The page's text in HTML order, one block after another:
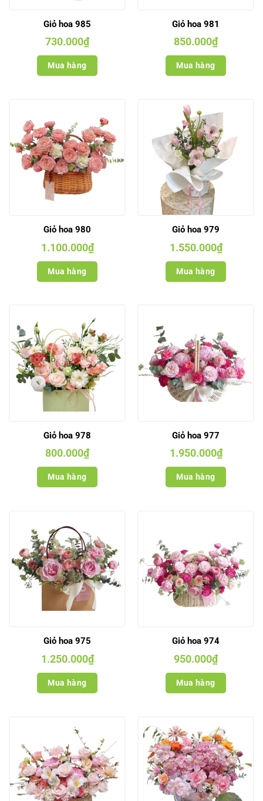
Giỏ hoa 985
730.000₫
Mua hàng
Giỏ hoa 981
850.000₫
Mua hàng
Giỏ hoa 980
1.100.000₫
Mua hàng
Giỏ hoa 979
1.550.000₫
Mua hàng
Giỏ hoa 978
800.000₫
Mua hàng
Giỏ hoa 977
1.950.000₫
Mua hàng
Giỏ hoa 975
1.250.000₫
Mua hàng
Giỏ hoa 974
950.000₫
Mua hàng